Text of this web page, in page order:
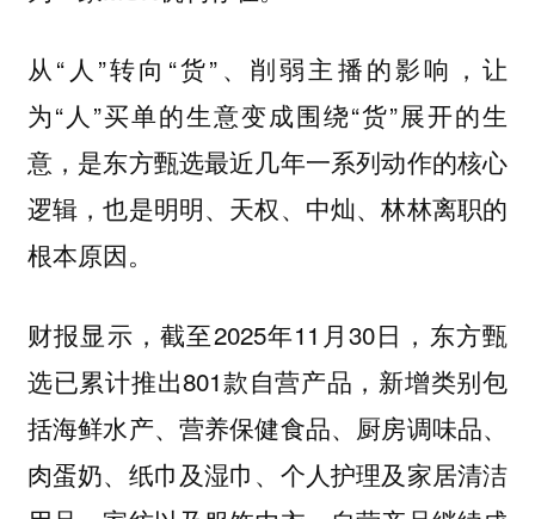
从“人”转向“货”、削弱主播的影响，让
为“人”买单的生意变成围绕“货”展开的生
意，是东方甄选最近几年一系列动作的核心
逻辑，也是明明、天权、中灿、林林离职的
根本原因。
财报显示，截至2025年11月30日，东方甄
选已累计推出801款自营产品，新增类别包
括海鲜水产、营养保健食品、厨房调味品、
肉蛋奶、纸巾及湿巾、个人护理及家居清洁